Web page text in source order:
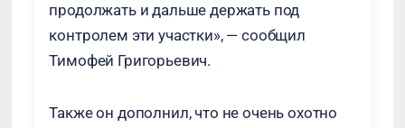
продолжать и дальше держать под
контролем эти участки», — сообщил
Тимофей Григорьевич.
Также он дополнил, что не очень охотно